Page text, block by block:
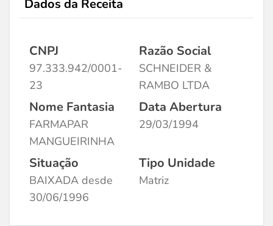
Dados da Receita
CNPJ
97.333.942/0001-
23
Razão Social
SCHNEIDER &
RAMBO LTDA
Nome Fantasia
FARMAPAR
MANGUEIRINHA
Data Abertura
29/03/1994
Situação
BAIXADA desde
30/06/1996
Tipo Unidade
Matriz